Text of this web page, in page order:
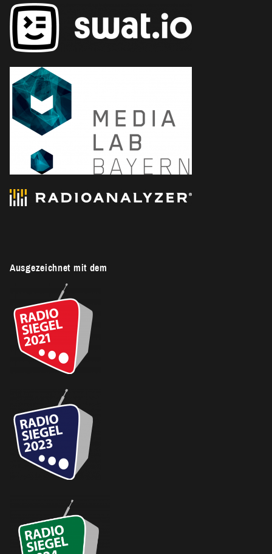
Ausgezeichnet mit dem